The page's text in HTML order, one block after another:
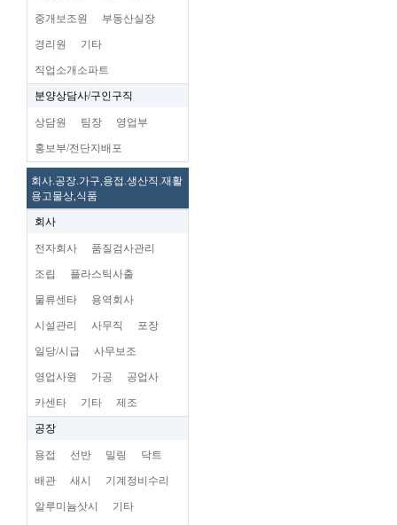
중개보조원 부동산실장
경리원 기타
직업소개소파트
분양상담사/구인구직
상담원 팀장 영업부
홍보부/전단지배포
회사.공장.가구,용접.생산직.재활
용고물상,식품
회사
전자회사 품질검사관리
조립 플라스틱사출
물류센타 용역회사
시설관리 사무직 포장
일당/시급 사무보조
영업사원 가공 공업사
카센타 기타 제조
공장
용접 선반 밀링 닥트
배관 새시 기계정비수리
알루미늄삿시 기타